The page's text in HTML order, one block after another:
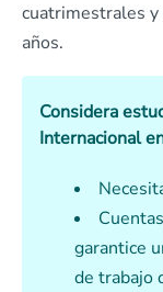
cuatrimestrales y
años.
Considera
Internacional
garantice
de trabajo